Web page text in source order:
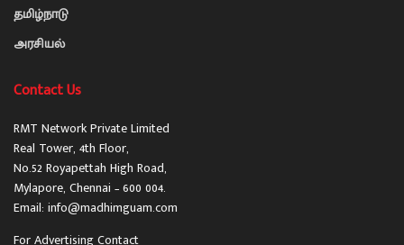
தமிழ்நாடு
அரசியல்
Contact Us
RMT Network Private Limited
Real Tower, 4th Floor,
No.52 Royapettah High Road,
Mylapore, Chennai – 600 004.
Email: info@madhimguam.com
For Advertising Contact